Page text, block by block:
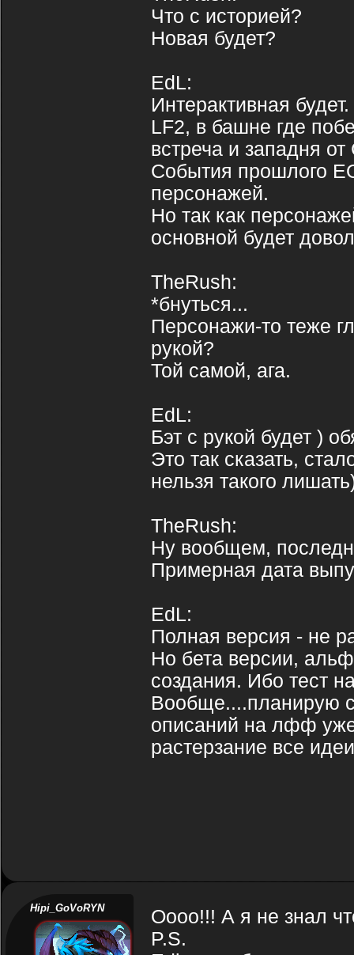
Что с историей?
Новая будет?
EdL:
Интерактивная
LF2, в башне где
встреча и западня
События прошлого
персонажей.
Но так как
основной будет
TheRush:
*бнуться...
Персонажи-то теже
рукой?
Той самой, ага.
EdL:
Бэт с рукой будет )
Это так сказать,
нельзя такого
TheRush:
Ну вообщем,
Примерная дата
EdL:
Полная версия - не
Но бета версии,
создания. Ибо тест
Вообще....планирую
описаний на лфф
растерзание все
Hipi_GoVoRYN
Оооо!!! А я не знал
P.S.